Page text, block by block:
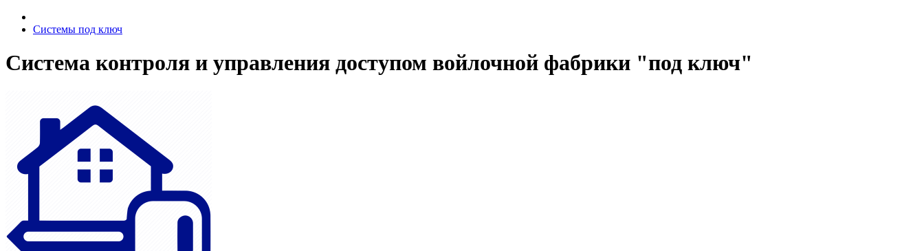
Системы под ключ
Система контроля и управления доступом войлочной фабрики "под ключ"